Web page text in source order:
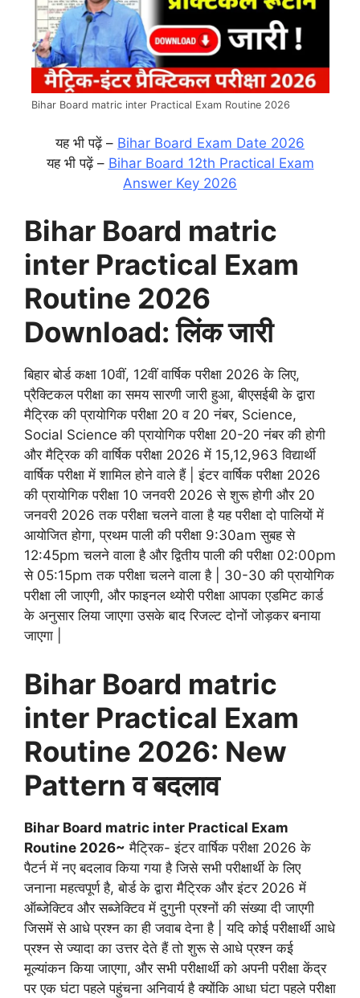
Bihar Board matric inter Practical Exam Routine 2026
यह भी पढ़ें – Bihar Board Exam Date 2026
यह भी पढ़ें – Bihar Board 12th Practical Exam
Answer Key 2026
Bihar Board matric
inter Practical Exam
Routine 2026
Download: लिंक जारी
बिहार बोर्ड कक्षा 10वीं, 12वीं वार्षिक परीक्षा 2026 के लिए,
प्रैक्टिकल परीक्षा का समय सारणी जारी हुआ, बीएसईबी के द्वारा
मैट्रिक की प्रायोगिक परीक्षा 20 व 20 नंबर, Science,
Social Science की प्रायोगिक परीक्षा 20-20 नंबर की होगी
और मैट्रिक की वार्षिक परीक्षा 2026 में 15,12,963 विद्यार्थी
वार्षिक परीक्षा में शामिल होने वाले हैं | इंटर वार्षिक परीक्षा 2026
की प्रायोगिक परीक्षा 10 जनवरी 2026 से शुरू होगी और 20
जनवरी 2026 तक परीक्षा चलने वाला है यह परीक्षा दो पालियों में
आयोजित होगा, प्रथम पाली की परीक्षा 9:30am सुबह से
12:45pm चलने वाला है और द्वितीय पाली की परीक्षा 02:00pm
से 05:15pm तक परीक्षा चलने वाला है | 30-30 की प्रायोगिक
परीक्षा ली जाएगी, और फाइनल थ्योरी परीक्षा आपका एडमिट कार्ड
के अनुसार लिया जाएगा उसके बाद रिजल्ट दोनों जोड़कर बनाया
जाएगा |
Bihar Board matric
inter Practical Exam
Routine 2026: New
Pattern व बदलाव
Bihar Board matric inter Practical Exam
Routine 2026~ मैट्रिक- इंटर वार्षिक परीक्षा 2026 के
पैटर्न में नए बदलाव किया गया है जिसे सभी परीक्षार्थी के लिए
जनाना महत्वपूर्ण है, बोर्ड के द्वारा मैट्रिक और इंटर 2026 में
ऑब्जेक्टिव और सब्जेक्टिव में दुगुनी प्रश्नों की संख्या दी जाएगी
जिसमें से आधे प्रश्न का ही जवाब देना है | यदि कोई परीक्षार्थी आधे
प्रश्न से ज्यादा का उत्तर देते हैं तो शुरू से आधे प्रश्न कई
मूल्यांकन किया जाएगा, और सभी परीक्षार्थी को अपनी परीक्षा केंद्र
पर एक घंटा पहले पहुंचना अनिवार्य है क्योंकि आधा घंटा पहले परीक्षा